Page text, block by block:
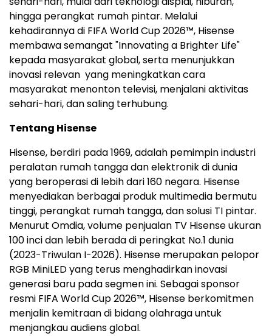
hingga perangkat rumah pintar. Melalui
kehadirannya di FIFA World Cup 2026™, Hisense
membawa semangat "Innovating a Brighter Life"
kepada masyarakat global, serta menunjukkan
inovasi relevan yang meningkatkan cara
masyarakat menonton televisi, menjalani aktivitas
sehari-hari, dan saling terhubung.
Tentang Hisense
Hisense, berdiri pada 1969, adalah pemimpin industri
peralatan rumah tangga dan elektronik di dunia
yang beroperasi di lebih dari 160 negara. Hisense
menyediakan berbagai produk multimedia bermutu
tinggi, perangkat rumah tangga, dan solusi TI pintar.
Menurut Omdia, volume penjualan TV Hisense ukuran
100 inci dan lebih berada di peringkat No.1 dunia
(2023-Triwulan I-2026). Hisense merupakan pelopor
RGB MiniLED yang terus menghadirkan inovasi
generasi baru pada segmen ini. Sebagai sponsor
resmi FIFA World Cup 2026™, Hisense berkomitmen
menjalin kemitraan di bidang olahraga untuk
menjangkau audiens global.